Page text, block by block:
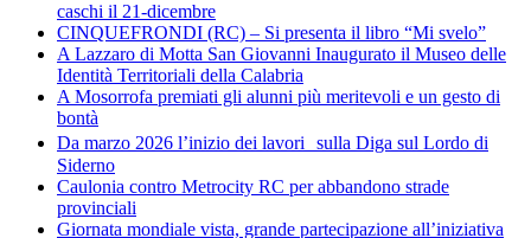
caschi il 21-dicembre
CINQUEFRONDI (RC) – Si presenta il libro “Mi svelo”
A Lazzaro di Motta San Giovanni Inaugurato il Museo delle
Identità Territoriali della Calabria
A Mosorrofa premiati gli alunni più meritevoli e un gesto di
bontà
Da marzo 2026 l’inizio dei lavori sulla Diga sul Lordo di
Siderno
Caulonia contro Metrocity RC per abbandono strade
provinciali
Giornata mondiale vista, grande partecipazione all’iniziativa